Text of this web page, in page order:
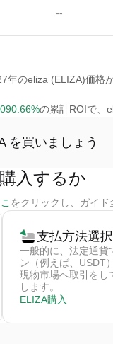
--
年のeliza (ELIZA)価格
の累計ROIで、
を買いましょう
入するか
をクリックし、ガイ
支払方法選択
一般的に、法定通貨
ン（例えば、USDT
現物市場へ取引をし
します。
ELIZA購入